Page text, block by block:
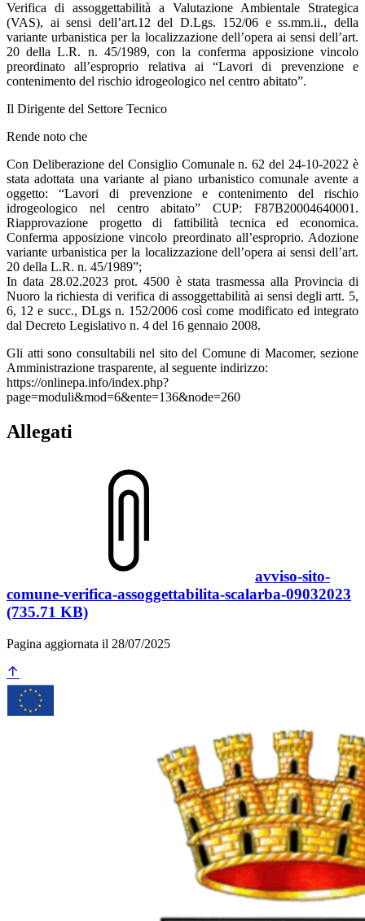
Verifica di assoggettabilità a Valutazione Ambientale Strategica
(VAS), ai sensi dell’art.12 del D.Lgs. 152/06 e ss.mm.ii., della
variante urbanistica per la localizzazione dell’opera ai sensi dell’art.
20 della L.R. n. 45/1989, con la conferma apposizione vincolo
preordinato all’esproprio relativa ai “Lavori di prevenzione e
contenimento del rischio idrogeologico nel centro abitato”.
Il Dirigente del Settore Tecnico
Rende noto che
Con Deliberazione del Consiglio Comunale n. 62 del 24-10-2022 è
stata adottata una variante al piano urbanistico comunale avente a
oggetto: “Lavori di prevenzione e contenimento del rischio
idrogeologico nel centro abitato” CUP: F87B20004640001.
Riapprovazione progetto di fattibilità tecnica ed economica.
Conferma apposizione vincolo preordinato all’esproprio. Adozione
variante urbanistica per la localizzazione dell’opera ai sensi dell’art.
20 della L.R. n. 45/1989”;
In data 28.02.2023 prot. 4500 è stata trasmessa alla Provincia di
Nuoro la richiesta di verifica di assoggettabilità ai sensi degli artt. 5,
6, 12 e succ., DLgs n. 152/2006 così come modificato ed integrato
dal Decreto Legislativo n. 4 del 16 gennaio 2008.
Gli atti sono consultabili nel sito del Comune di Macomer, sezione
Amministrazione trasparente, al seguente indirizzo:
https://onlinepa.info/index.php?
page=moduli&mod=6&ente=136&node=260
Allegati
avviso-sito-
comune-verifica-assoggettabilita-scalarba-09032023
(735.71 KB)
Pagina aggiornata il 28/07/2025